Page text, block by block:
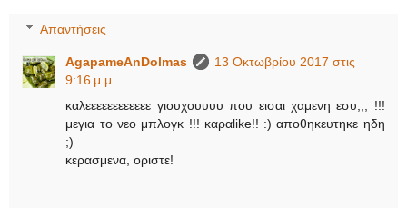
Απαντήσεις
AgapameAnDolmas
13 Οκτωβρίου 2017 στις
9:16 μ.μ.
καλεεεεεεεεεεεε γιουχουυυυ που εισαι χαμενη εσυ;;; !!!
μεγια το νεο μπλογκ !!! καραlike!! :) αποθηκευτηκε ηδη
;)
κερασμενα, οριστε!